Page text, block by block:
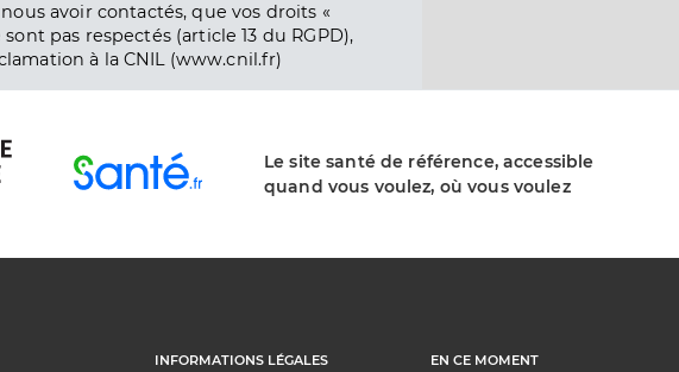
nous avoir contactés, que vos droits «
pas respectés (article 13 du RGPD),
à la CNIL (www.cnil.fr)
Le site santé de référence, accessible
quand vous voulez, où vous voulez
INFORMATIONS LÉGALES EN CE MOMENT